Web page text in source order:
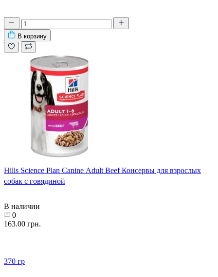
В корзину
Hills Science Plan Canine Adult Beef Консервы для взрослых
собак с говядиной
В наличии
0
163.00 грн.
370 гр